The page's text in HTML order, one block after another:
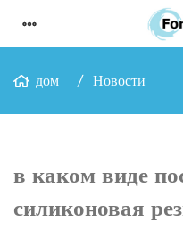
дом Новости
в каком виде
силиконовая